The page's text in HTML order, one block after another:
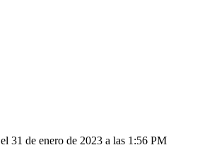
el 31 de enero de 2023 a las 1:56 PM